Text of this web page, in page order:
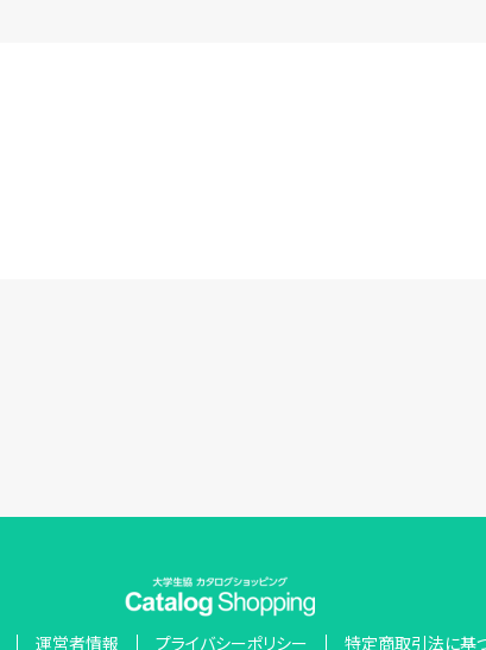
運営者情報 プライバシーポリシー 特定商取引法に基